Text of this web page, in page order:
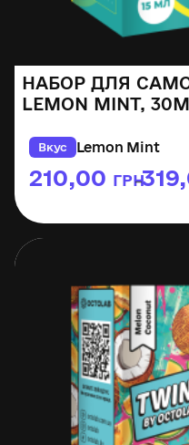
НАБОР ДЛЯ
LEMON MINT,
Вкус Lemon Mint
210,00 ГРН
–